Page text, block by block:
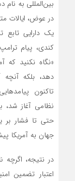
بین‌المللی به نام
در عوض، ایالات
یک دارایی تابع
کندی، پیام
«نگاه نکنید که
دهد، بلکه آنچه
تاکنون
نظامی آغاز شد،
حتی تا فشار بر
جهان به آمریکا
در نتیجه، اگرچه
اعتبار تضمین